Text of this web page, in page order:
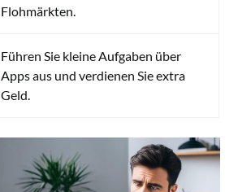
Flohmärkten.
Führen Sie kleine Aufgaben über
Apps aus und verdienen Sie extra
Geld.